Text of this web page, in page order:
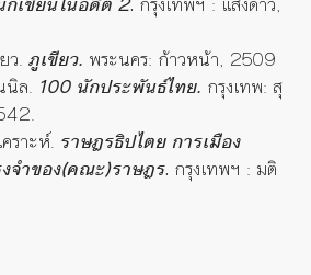
ว. ภูเขียว. พระนคร: ก้าวหน้า, 2509
นิล. 100 นักประพันธ์ไทย. กรุงเทพ: สุ
ราะห์. ราษฎรธิปไตย การเมือง
จำของ(คณะ)ราษฎร. กรุงเทพฯ : มติ